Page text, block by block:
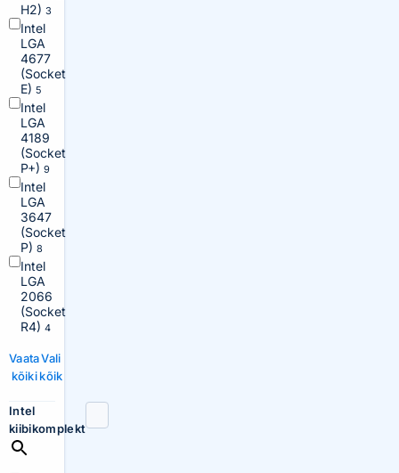
H2) 3
Intel
LGA
4677
(Socket
E) 5
Intel
LGA
4189
(Socket
P+) 9
Intel
LGA
3647
(Socket
P) 8
Intel
LGA
2066
(Socket
R4) 4
Vaata
kõiki
Vali
kõik
Intel
kiibikomplekt